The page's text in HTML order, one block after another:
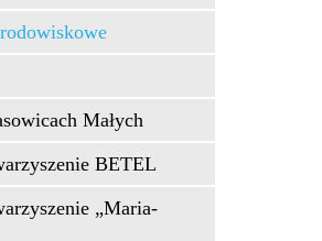
Małych
BETEL
„Maria-